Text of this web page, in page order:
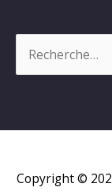
Copyright ©